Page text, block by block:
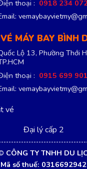
Mã số thuế: 0316692942